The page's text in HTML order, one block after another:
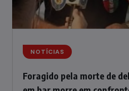
NOTÍCIAS
Foragido pela morte de